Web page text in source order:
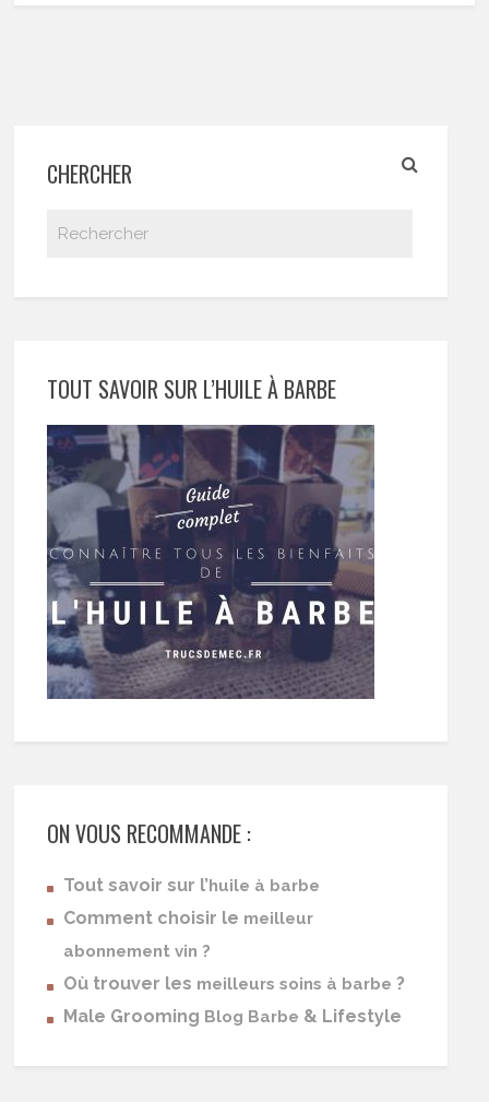
CHERCHER
TOUT SAVOIR SUR L’HUILE À BARBE
ON VOUS RECOMMANDE :
Tout savoir sur l’ huile à barbe
Comment choisir le meilleur
abonnement vin ?
Où trouver les meilleurs soins à barbe ?
Male Grooming Blog Barbe & Lifestyle